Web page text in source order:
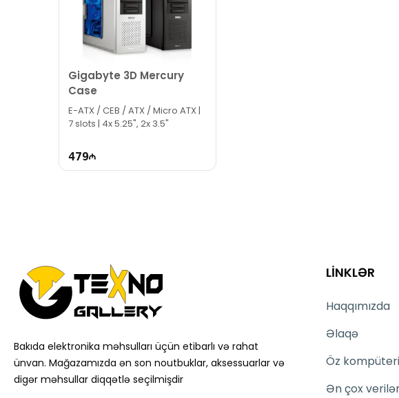
Gigabyte 3D Mercury
Case
E-ATX / CEB / ATX / Micro ATX |
7 slots | 4x 5.25", 2x 3.5"
479
Bakıda elektronika məhsulları üçün etibarlı və rahat
ünvan. Mağazamızda ən son noutbuklar, aksessuarlar və
digər məhsullar diqqətlə seçilmişdir
LİNKLƏR
Haqqımızda
Əlaqə
Öz
Ən çox